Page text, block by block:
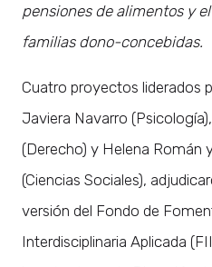
pensiones de alimentos y
familias dono-concebidas.
Cuatro proyectos liderados
Javiera Navarro
(Derecho) y Helena Román
(Ciencias Sociales),
versión del Fondo de
Interdisciplinaria Aplicada